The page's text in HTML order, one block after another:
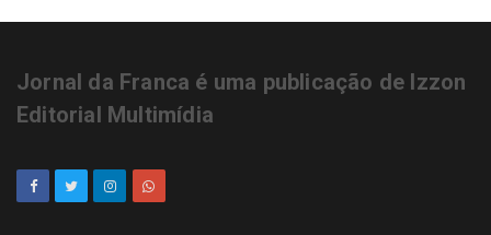
Jornal da Franca é uma publicação de Izzon
Editorial Multimídia